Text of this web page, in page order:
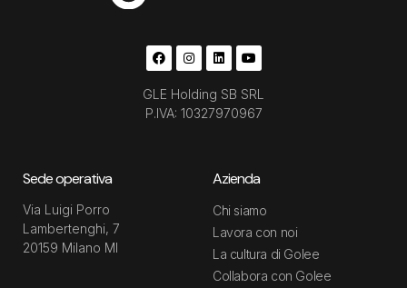
GLE Holding SB SRL
P.IVA: 10327970967
Sede operativa
Via Luigi Porro
Lambertenghi, 7
20159 Milano MI
Azienda
Chi siamo
Lavora con noi
La cultura di Golee
Collabora con Golee